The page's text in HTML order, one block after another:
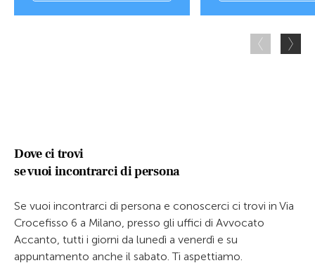
Dove ci trovi
se vuoi incontrarci di persona
Se vuoi incontrarci di persona e conoscerci ci trovi in Via
Crocefisso 6 a Milano, presso gli uffici di Avvocato
Accanto, tutti i giorni da lunedì a venerdì e su
appuntamento anche il sabato. Ti aspettiamo.